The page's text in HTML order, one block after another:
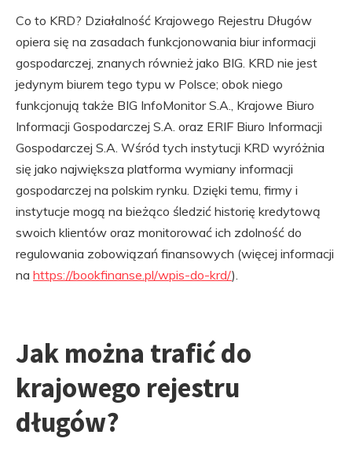
Co to KRD? Działalność Krajowego Rejestru Długów
opiera się na zasadach funkcjonowania biur informacji
gospodarczej, znanych również jako BIG. KRD nie jest
jedynym biurem tego typu w Polsce; obok niego
funkcjonują także BIG InfoMonitor S.A., Krajowe Biuro
Informacji Gospodarczej S.A. oraz ERIF Biuro Informacji
Gospodarczej S.A. Wśród tych instytucji KRD wyróżnia
się jako największa platforma wymiany informacji
gospodarczej na polskim rynku. Dzięki temu, firmy i
instytucje mogą na bieżąco śledzić historię kredytową
swoich klientów oraz monitorować ich zdolność do
regulowania zobowiązań finansowych (więcej informacji
na https://bookfinanse.pl/wpis-do-krd/).
Jak można trafić do
krajowego rejestru
długów?